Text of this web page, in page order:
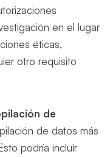
en el lugar
éticas,
otro requisito
de
de datos más
podría incluir